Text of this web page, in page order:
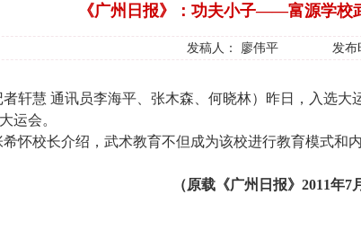
《广州日报》：功夫小子——富源学校
发稿人： 廖伟平 发布时
者轩慧 通讯员李海平、张木森、何晓林）昨日，入选大
运会。
怀校长介绍，武术教育不但成为该校进行教育模式和
（原载《广州日报》 2011年7